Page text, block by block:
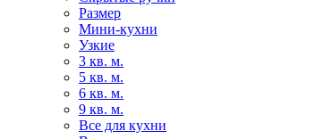
Размер
Мини-кухни
Узкие
3 кв. м.
5 кв. м.
6 кв. м.
9 кв. м.
Все для кухни